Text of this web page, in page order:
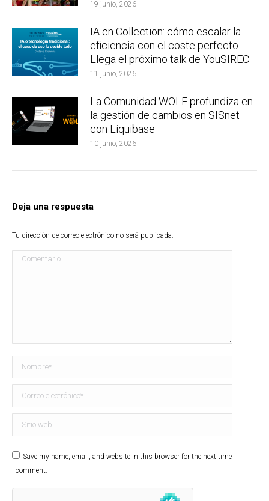
19 junio, 2026
IA en Collection: cómo escalar la
eficiencia con el coste perfecto.
Llega el próximo talk de YouSIREC
11 junio, 2026
La Comunidad WOLF profundiza en
la gestión de cambios en SISnet
con Liquibase
10 junio, 2026
Deja una respuesta
Tu dirección de correo electrónico no será publicada.
Comentario
Nombre *
Correo electrónico *
Sitio web
Save my name, email, and website in this browser for the next time
I comment.